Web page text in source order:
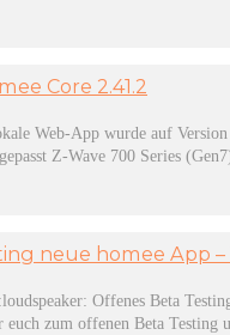
Core 2.41.2
Web-App wurde auf
Z-Wave 700 Series
neue homee App
Offenes Beta
zum offenen Beta Testing